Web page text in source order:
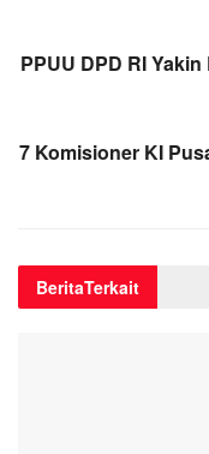
PPUU DPD RI
7 Komisioner KI
BeritaTerkait